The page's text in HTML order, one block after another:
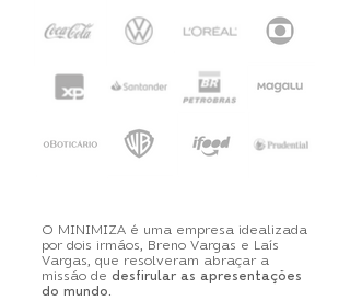
O MINIMIZA é uma empresa idealizada
por dois irmãos, Breno Vargas e Laís
Vargas, que resolveram abraçar a
missão de desfirular as apresentações
do mundo.